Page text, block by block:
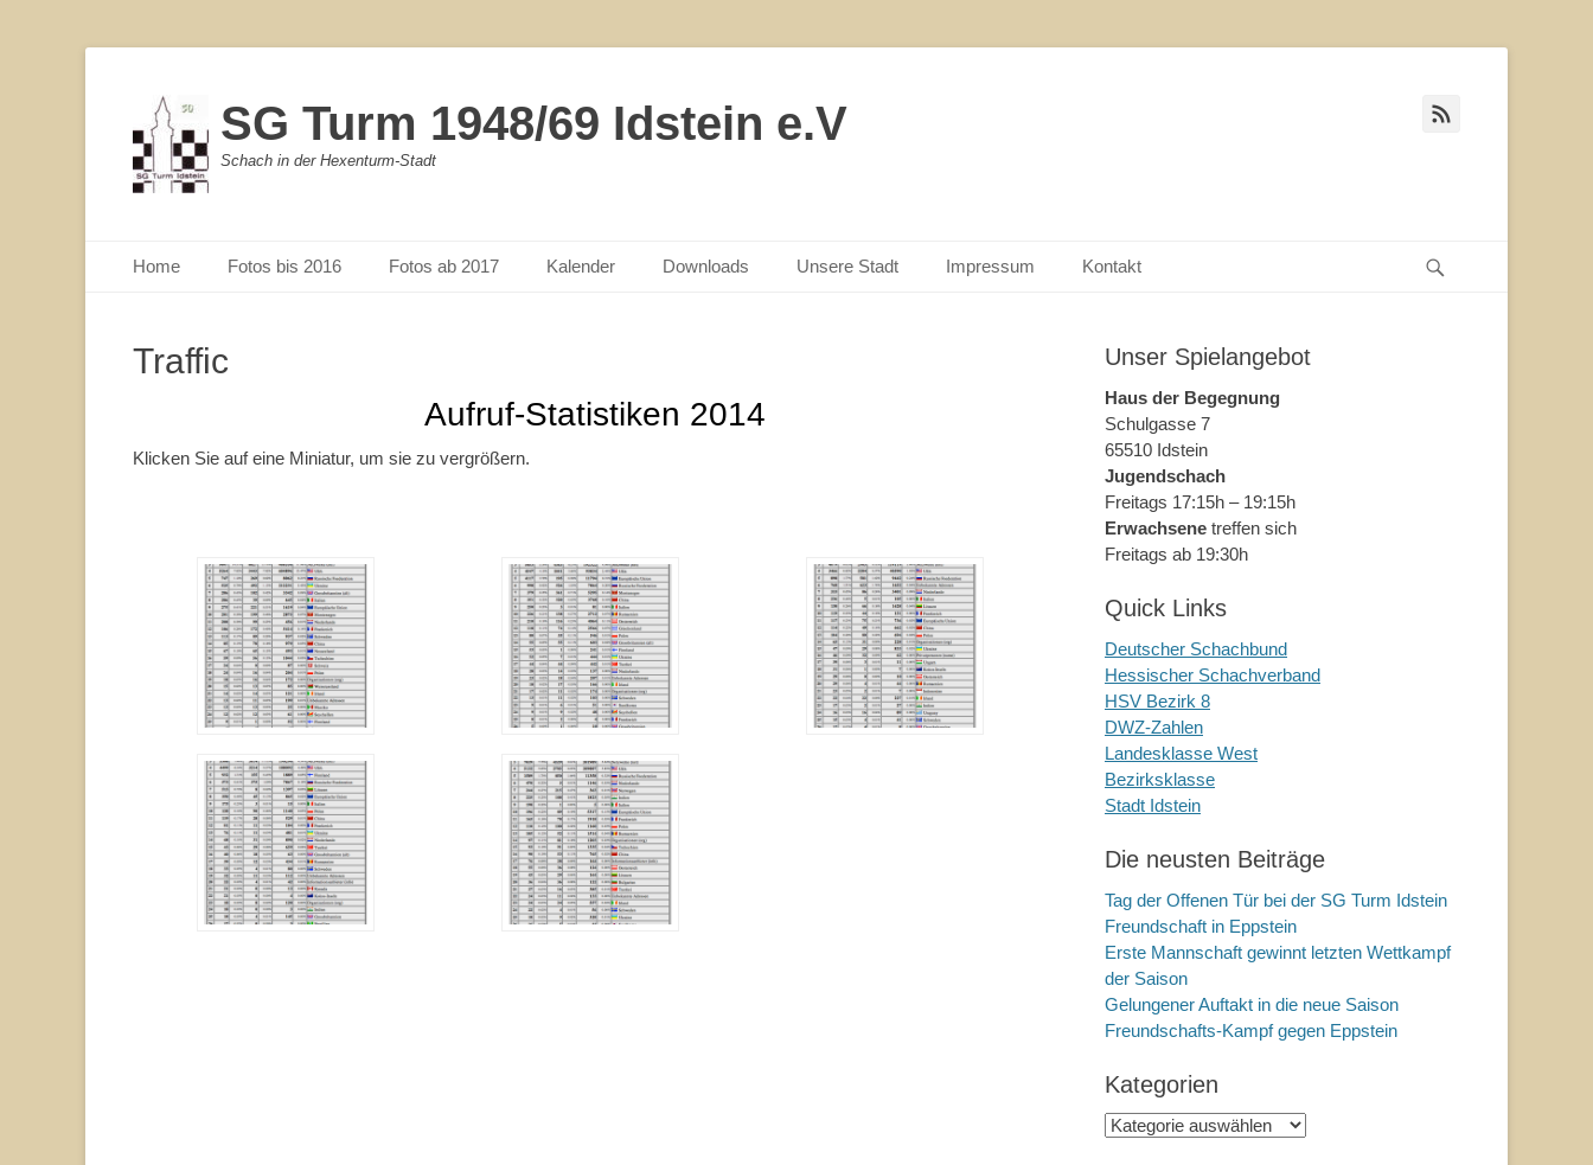
SG Turm 1948/69 Idstein e.V
Schach in der Hexenturm-Stadt
Primärmenu
Home Fotos bis 2016 Fotos ab 2017 Kalender Downloads Unsere Stadt Impressum Kontakt
Traffic
Aufruf-Statistiken 2014
Klicken Sie auf eine Miniatur, um sie zu vergrößern.
Unser Spielangebot
Haus der Begegnung
Schulgasse 7
65510 Idstein
Jugendschach
Freitags 17:15h – 19:15h
Erwachsene treffen sich
Freitags ab 19:30h
Quick Links
Deutscher Schachbund
Hessischer Schachverband
HSV Bezirk 8
DWZ-Zahlen
Landesklasse West
Bezirksklasse
Stadt Idstein
Die neusten Beiträge
Tag der Offenen Tür bei der SG Turm Idstein
Freundschaft in Eppstein
Erste Mannschaft gewinnt letzten Wettkampf
der Saison
Gelungener Auftakt in die neue Saison
Freundschafts-Kampf gegen Eppstein
Kategorien
Kategorien